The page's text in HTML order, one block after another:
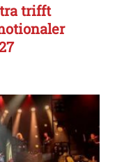
trifft